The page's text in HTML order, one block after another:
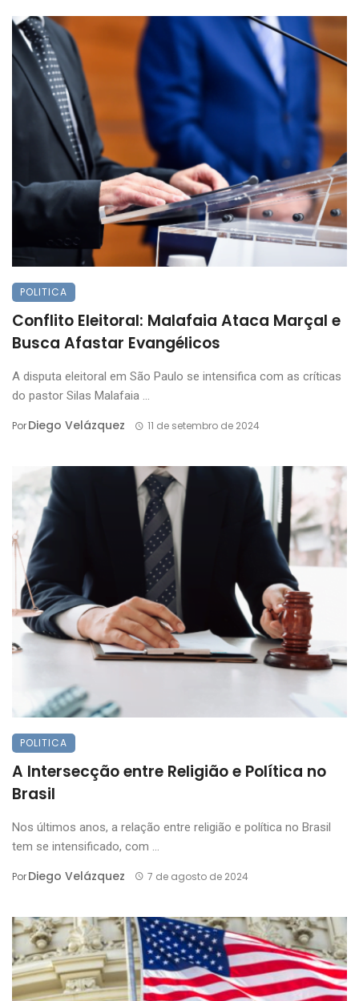
POLITICA
Conflito Eleitoral: Malafaia Ataca Marçal e
Busca Afastar Evangélicos
A disputa eleitoral em São Paulo se intensifica com as críticas
do pastor Silas Malafaia ...
PorDiego Velázquez 11 de setembro de 2024
POLITICA
A Intersecção entre Religião e Política no
Brasil
Nos últimos anos, a relação entre religião e política no Brasil
tem se intensificado, com ...
PorDiego Velázquez 7 de agosto de 2024